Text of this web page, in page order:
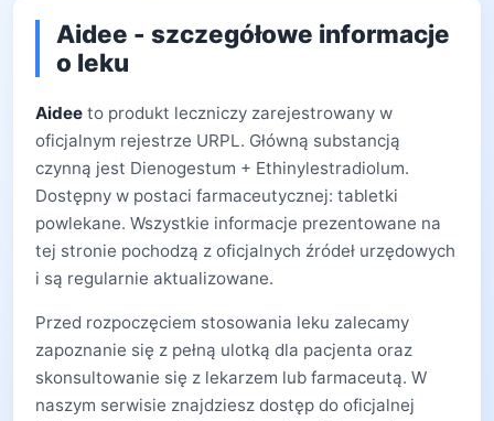
Aidee - szczegółowe informacje
o leku
Aidee to produkt leczniczy zarejestrowany w
oficjalnym rejestrze URPL. Główną substancją
czynną jest Dienogestum + Ethinylestradiolum.
Dostępny w postaci farmaceutycznej: tabletki
powlekane. Wszystkie informacje prezentowane na
tej stronie pochodzą z oficjalnych źródeł urzędowych
i są regularnie aktualizowane.
Przed rozpoczęciem stosowania leku zalecamy
zapoznanie się z pełną ulotką dla pacjenta oraz
skonsultowanie się z lekarzem lub farmaceutą. W
naszym serwisie znajdziesz dostęp do oficjalnej